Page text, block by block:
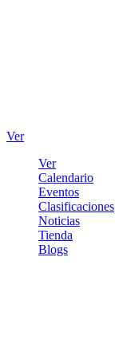
Ver
Ver
Calendario
Eventos
Clasificaciones
Noticias
Tienda
Blogs